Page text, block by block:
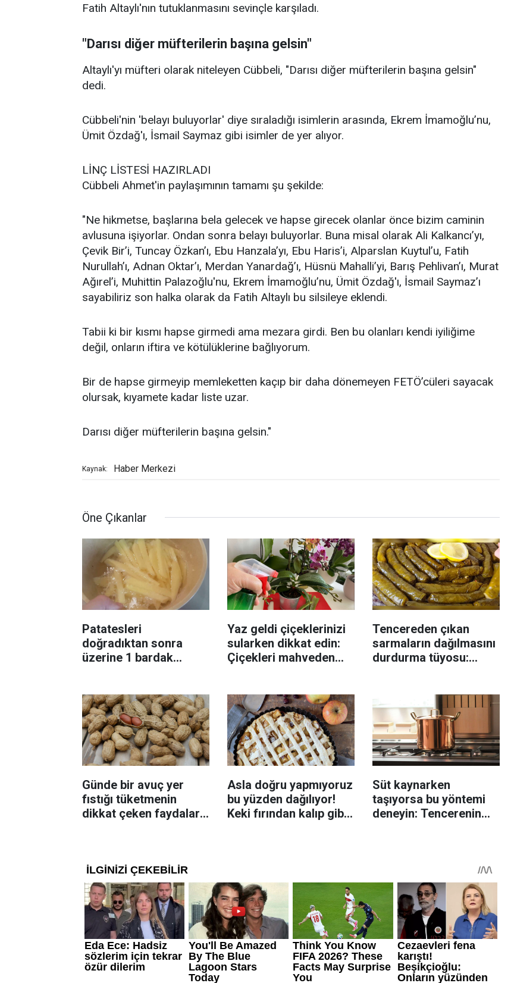
Fatih Altaylı'nın tutuklanmasını sevinçle karşıladı.
"Darısı diğer müfterilerin başına gelsin"
Altaylı'yı müfteri olarak niteleyen Cübbeli, "Darısı diğer müfterilerin başına gelsin"
dedi.
Cübbeli'nin 'belayı buluyorlar' diye sıraladığı isimlerin arasında, Ekrem İmamoğlu’nu,
Ümit Özdağ'ı, İsmail Saymaz gibi isimler de yer alıyor.
LİNÇ LİSTESİ HAZIRLADI
Cübbeli Ahmet'in paylaşımının tamamı şu şekilde:
"Ne hikmetse, başlarına bela gelecek ve hapse girecek olanlar önce bizim caminin
avlusuna işiyorlar. Ondan sonra belayı buluyorlar. Buna misal olarak Ali Kalkancı’yı,
Çevik Bir’i, Tuncay Özkan’ı, Ebu Hanzala’yı, Ebu Haris’i, Alparslan Kuytul’u, Fatih
Nurullah’ı, Adnan Oktar’ı, Merdan Yanardağ’ı, Hüsnü Mahalli’yi, Barış Pehlivan’ı, Murat
Ağırel’i, Muhittin Palazoğlu'nu, Ekrem İmamoğlu’nu, Ümit Özdağ'ı, İsmail Saymaz’ı
sayabiliriz son halka olarak da Fatih Altaylı bu silsileye eklendi.
Tabii ki bir kısmı hapse girmedi ama mezara girdi. Ben bu olanları kendi iyiliğime
değil, onların iftira ve kötülüklerine bağlıyorum.
Bir de hapse girmeyip memleketten kaçıp bir daha dönemeyen FETÖ’cüleri sayacak
olursak, kıyamete kadar liste uzar.
Darısı diğer müfterilerin başına gelsin."
Kaynak: Haber Merkezi
Öne Çıkanlar
Patatesleri
doğradıktan sonra
üzerine 1 bardak
Yaz geldi çiçeklerinizi
sularken dikkat edin:
Çiçekleri mahveden
Tencereden çıkan
sarmaların dağılmasını
durdurma tüyosu:
Günde bir avuç yer
fıstığı tüketmenin
dikkat çeken faydaları:
Asla doğru yapmıyoruz
bu yüzden dağılıyor!
Keki fırından kalıp gibi
Süt kaynarken
taşıyorsa bu yöntemi
deneyin: Tencerenin